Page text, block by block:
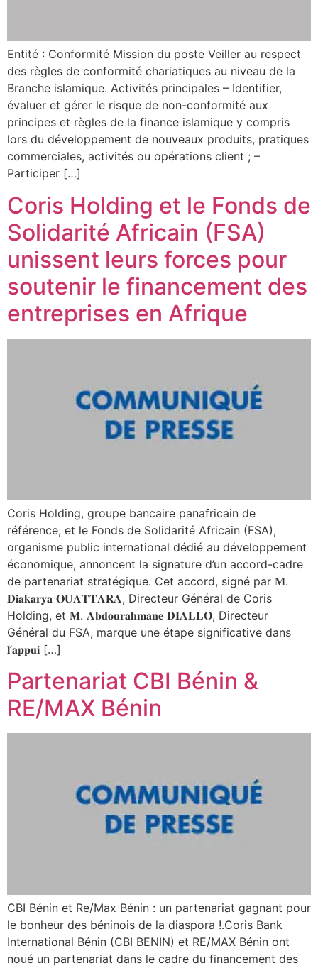
Entité : Conformité Mission du poste Veiller au respect
des règles de conformité chariatiques au niveau de la
Branche islamique. Activités principales – Identifier,
évaluer et gérer le risque de non-conformité aux
principes et règles de la finance islamique y compris
lors du développement de nouveaux produits, pratiques
commerciales, activités ou opérations client ; –
Participer […]
Coris Holding et le Fonds de
Solidarité Africain (FSA)
unissent leurs forces pour
soutenir le financement des
entreprises en Afrique
Coris Holding, groupe bancaire panafricain de
référence, et le Fonds de Solidarité Africain (FSA),
organisme public international dédié au développement
économique, annoncent la signature d’un accord-cadre
de partenariat stratégique. Cet accord, signé par 𝐌.
𝐃𝐢𝐚𝐤𝐚𝐫𝐲𝐚 𝐎𝐔𝐀𝐓𝐓𝐀𝐑𝐀, Directeur Général de Coris
Holding, et 𝐌. 𝐀𝐛𝐝𝐨𝐮𝐫𝐚𝐡𝐦𝐚𝐧𝐞 𝐃𝐈𝐀𝐋𝐋𝐎, Directeur
Général du FSA, marque une étape significative dans
𝐥’𝐚𝐩𝐩𝐮𝐢 […]
Partenariat CBI Bénin &
RE/MAX Bénin
CBI Bénin et Re/Max Bénin : un partenariat gagnant pour
le bonheur des béninois de la diaspora !.Coris Bank
International Bénin (CBI BENIN) et RE/MAX Bénin ont
noué un partenariat dans le cadre du financement des